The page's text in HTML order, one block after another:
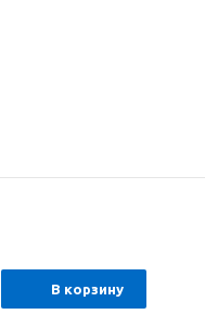
В корзину